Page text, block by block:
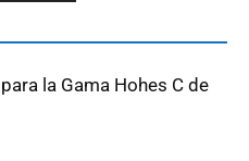
la Gama Hohes C de